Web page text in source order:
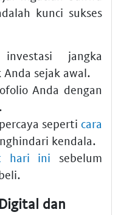
kunci sukses
jangka
sejak awal.
Anda dengan
seperti cara
kendala.
hari ini sebelum
dan